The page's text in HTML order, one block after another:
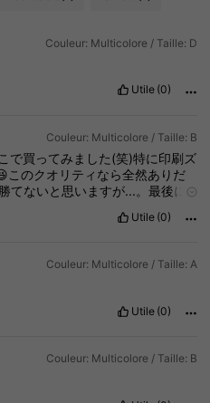
Couleur: Multicolore / Taille: D
Utile (0)
Couleur: Multicolore / Taille: B
で買ってみました(笑)特に印刷ズ
このクオリティなら全然ありだ
てないと思いますが...。最後に
Utile (0)
Couleur: Multicolore / Taille: A
Utile (0)
Couleur: Multicolore / Taille: B